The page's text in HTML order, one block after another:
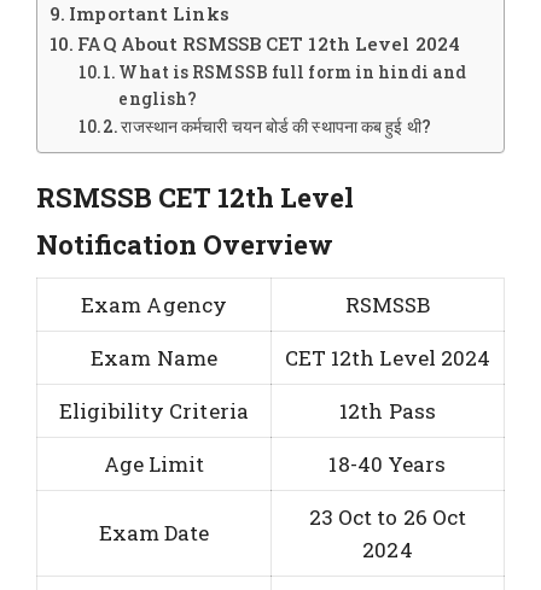
Important Links
FAQ About RSMSSB CET 12th Level 2024
What is RSMSSB full form in hindi and
english?
राजस्थान कर्मचारी चयन बोर्ड की स्थापना कब हुई थी?
RSMSSB CET 12th Level
Notification Overview
Exam Agency
RSMSSB
Exam Name
CET 12th Level 2024
Eligibility Criteria
12th Pass
Age Limit
18-40 Years
Exam Date
23 Oct to 26 Oct
2024